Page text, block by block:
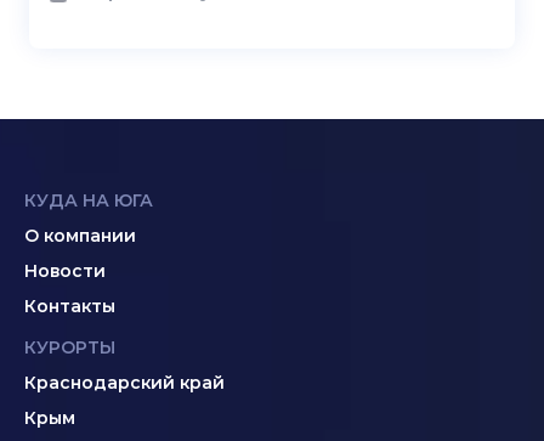
КУДА НА ЮГА
О компании
Новости
Контакты
КУРОРТЫ
Краснодарский край
Крым